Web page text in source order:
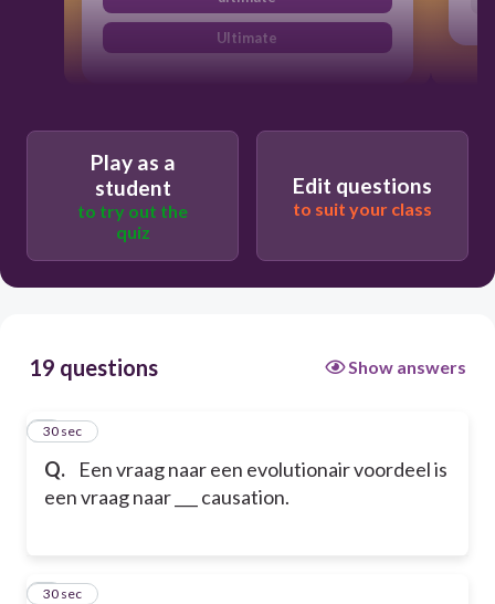
Ultimate
Play as a
student
to try out the
quiz
Edit questions
to suit your class
19 questions Show answers
Q.
Een vraag naar een evolutionair voordeel is
een vraag naar ___ causation.
1
30 sec
2
30 sec